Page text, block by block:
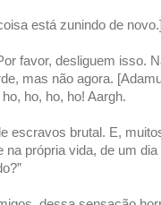
está zunindo de novo.]
favor, desliguem isso.
mas não agora.
ho, ho, ho! Aargh.
escravos brutal. E,
própria vida, de um